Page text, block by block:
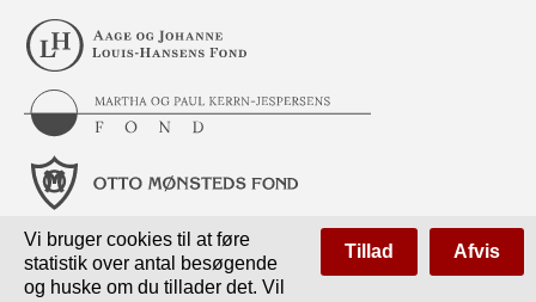
Vi bruger cookies til at føre
statistik over antal besøgende
og huske om du tillader det. Vil
Tillad Afvis